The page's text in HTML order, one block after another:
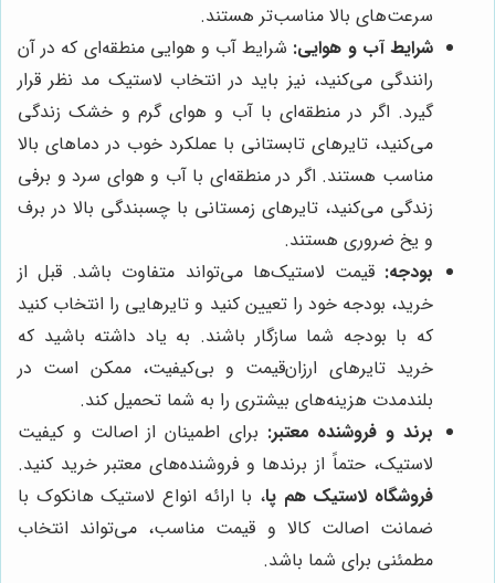
سرعت‌های بالا مناسب‌تر هستند.
شرایط آب و هوایی: شرایط آب و هوایی منطقه‌ای که در آن
رانندگی می‌کنید، نیز باید در انتخاب لاستیک مد نظر قرار
گیرد. اگر در منطقه‌ای با آب و هوای گرم و خشک زندگی
می‌کنید، تایرهای تابستانی با عملکرد خوب در دماهای بالا
مناسب هستند. اگر در منطقه‌ای با آب و هوای سرد و برفی
زندگی می‌کنید، تایرهای زمستانی با چسبندگی بالا در برف
و یخ ضروری هستند.
بودجه: قیمت لاستیک‌ها می‌تواند متفاوت باشد. قبل از
خرید، بودجه خود را تعیین کنید و تایرهایی را انتخاب کنید
که با بودجه شما سازگار باشند. به یاد داشته باشید که
خرید تایرهای ارزان‌قیمت و بی‌کیفیت، ممکن است در
بلندمدت هزینه‌های بیشتری را به شما تحمیل کند.
برند و فروشنده معتبر: برای اطمینان از اصالت و کیفیت
لاستیک، حتماً از برندها و فروشنده‌های معتبر خرید کنید.
فروشگاه لاستیک هم پا، با ارائه انواع لاستیک هانکوک با
ضمانت اصالت کالا و قیمت مناسب، می‌تواند انتخاب
مطمئنی برای شما باشد.